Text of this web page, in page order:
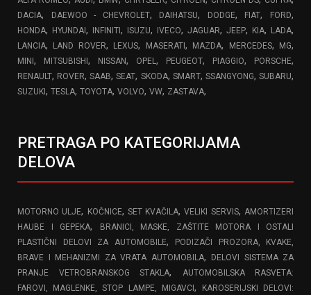
DACIA, DAEWOO - CHEVROLET, DAIHATSU, DODGE, FIAT, FORD,
HONDA, HYUNDAI, INFINITI, ISUZU, IVECO, JAGUAR, JEEP, KIA, LADA,
LANCIA, LAND ROVER, LEXUS, MASERATI, MAZDA, MERCEDES, MG,
MINI, MITSUBISHI, NISSAN, OPEL , PEUGEOT, PIAGGIO, PORSCHE,
RENAULT, ROVER,SAAB,SEAT, SKODA, SMART, SSANGYONG,SUBARU,
SUZUKI, TESLA, TOYOTA, VOLVO, VW, ZASTAVA,
PRETRAGA PO KATEGORIJAMA
DELOVA
MOTORNO ULJE, KOČNICE, SET KVAČILA,VELIKI SERVIS, AMORTIZERI
HAUBE I GEPEKA,
BRANICI, MASKE, ZAŠTITE MOTORA I OSTALI
PLASTIČNI DELOVI ZA AUTOMOBILE,
PODIZAČI PROZORA, KVAKE,
BRAVE I MEHANIZMI ZA VRATA AUTOMOBILA,
DELOVI SISTEMA ZA
PRANJE VETROBRANSKOG STAKLA,
AUTOMOBILSKA RASVETA:
FAROVI, MAGLENKE, STOP LAMPE, MIGAVCI,
KAROSERIJSKI DELOVI: